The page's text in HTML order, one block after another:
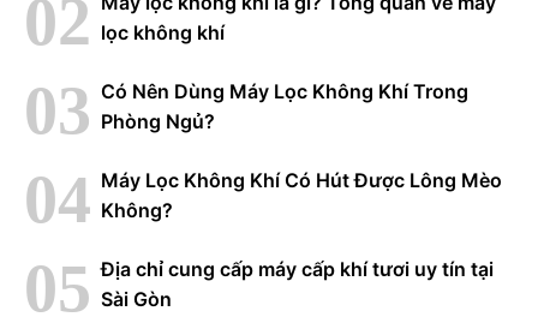
lọc không khí
Có Nên Dùng Máy Lọc Không Khí Trong
Phòng Ngủ?
Máy Lọc Không Khí Có Hút Được Lông Mèo
Không?
Địa chỉ cung cấp máy cấp khí tươi uy tín tại
Sài Gòn